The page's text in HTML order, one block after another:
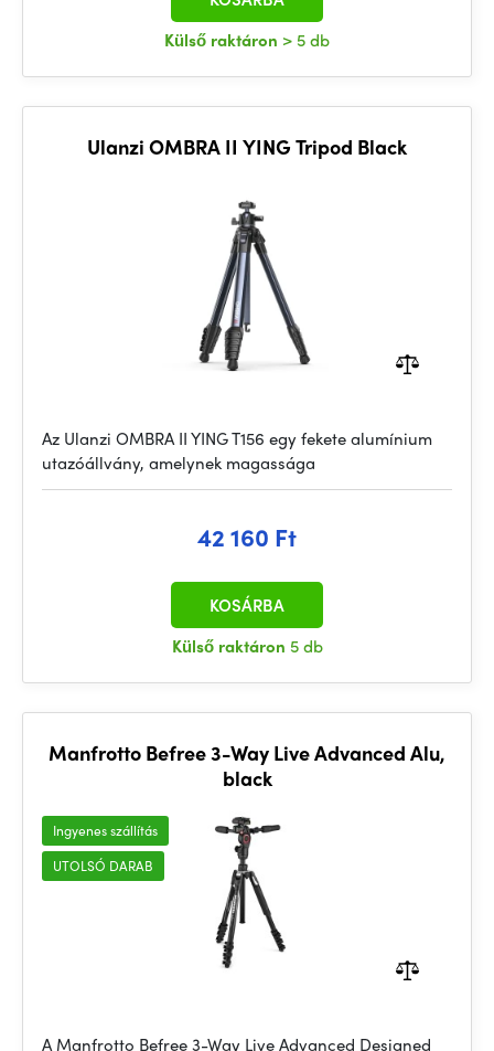
Külső raktáron > 5 db
Ulanzi OMBRA II YING Tripod Black
Az Ulanzi OMBRA II YING T156 egy fekete alumínium
utazóállvány, amelynek magassága
42 160 Ft
Külső raktáron 5 db
KOSÁRBA
Manfrotto Befree 3-Way Live Advanced Alu,
black
Ingyenes szállítás
UTOLSÓ DARAB
A Manfrotto Befree 3-Way Live Advanced Designed